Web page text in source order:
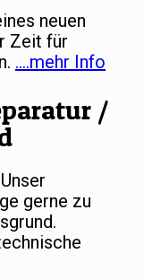
neuen
Zeit für
….mehr Info
/
gerne zu